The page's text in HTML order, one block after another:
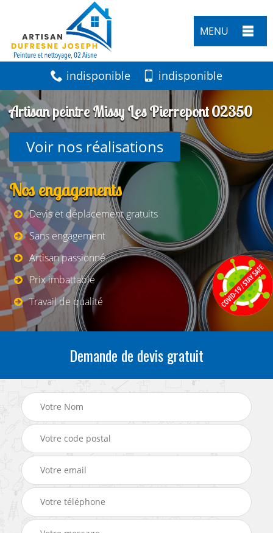
MENU
indisponible indisponible
Artisan peintre Missy Les Pierrepont 02350
Voir nos réalisations
Nos engagements
Devis et déplacement gratuits
Sans engagement
Artisan passionné
Prix imbattable
Travail de qualité
Demande de devis gratuit